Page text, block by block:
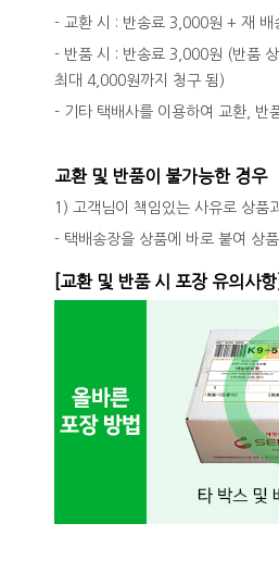
- 교환 시 : 반송료 3,000원 + 재
- 반품 시 : 반송료 3,000원 (반품
최대 4,000원까지 청구 됨)
- 기타 택배사를 이용하여 교환, 반
교환 및 반품이 불가능한 경우
1) 고객님이 책임있는 사유로 상품
- 택배송장을 상품에 바로 붙여 상
[교환 및 반품 시 포장 유의사항]